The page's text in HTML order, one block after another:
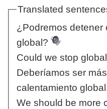
Translated
¿Podremos detener
global?
Could we stop
Deberíamos ser
calentamiento
We should be more